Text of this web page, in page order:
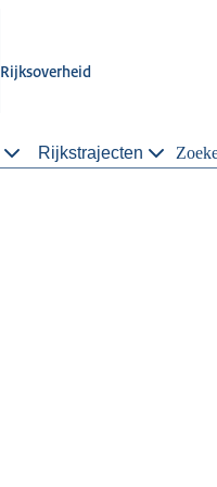
Rijksoverheid
Rijkstrajecten